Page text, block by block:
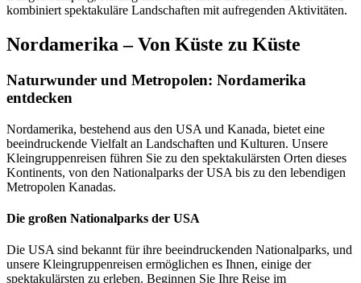
kombiniert spektakuläre Landschaften mit aufregenden Aktivitäten.
Nordamerika – Von Küste zu Küste
Naturwunder und Metropolen: Nordamerika
entdecken
Nordamerika, bestehend aus den USA und Kanada, bietet eine
beeindruckende Vielfalt an Landschaften und Kulturen. Unsere
Kleingruppenreisen führen Sie zu den spektakulärsten Orten dieses
Kontinents, von den Nationalparks der USA bis zu den lebendigen
Metropolen Kanadas.
Die großen Nationalparks der USA
Die USA sind bekannt für ihre beeindruckenden Nationalparks, und
unsere Kleingruppenreisen ermöglichen es Ihnen, einige der
spektakulärsten zu erleben. Beginnen Sie Ihre Reise im